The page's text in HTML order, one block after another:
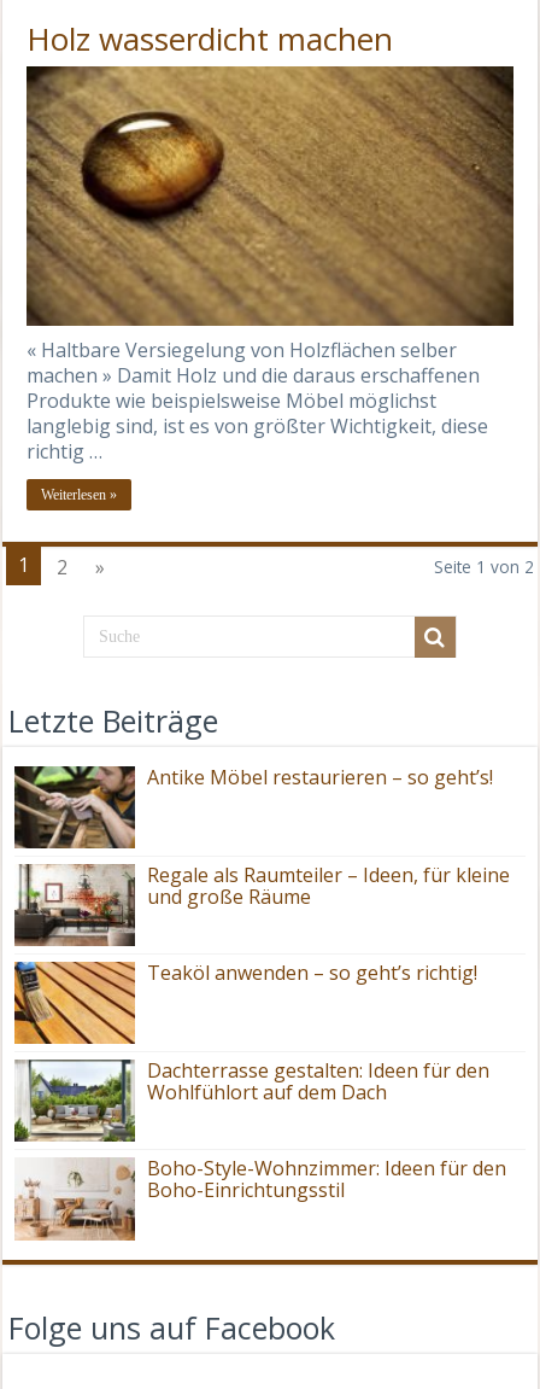
Holz wasserdicht machen
« Haltbare Versiegelung von Holzflächen selber
machen » Damit Holz und die daraus erschaffenen
Produkte wie beispielsweise Möbel möglichst
langlebig sind, ist es von größter Wichtigkeit, diese
richtig …
Weiterlesen »
Seite 1 von 2
1 2 »
Letzte Beiträge
Antike Möbel restaurieren – so geht’s!
Regale als Raumteiler – Ideen, für kleine
und große Räume
Teaköl anwenden – so geht’s richtig!
Dachterrasse gestalten: Ideen für den
Wohlfühlort auf dem Dach
Boho-Style-Wohnzimmer: Ideen für den
Boho-Einrichtungsstil
Folge uns auf Facebook